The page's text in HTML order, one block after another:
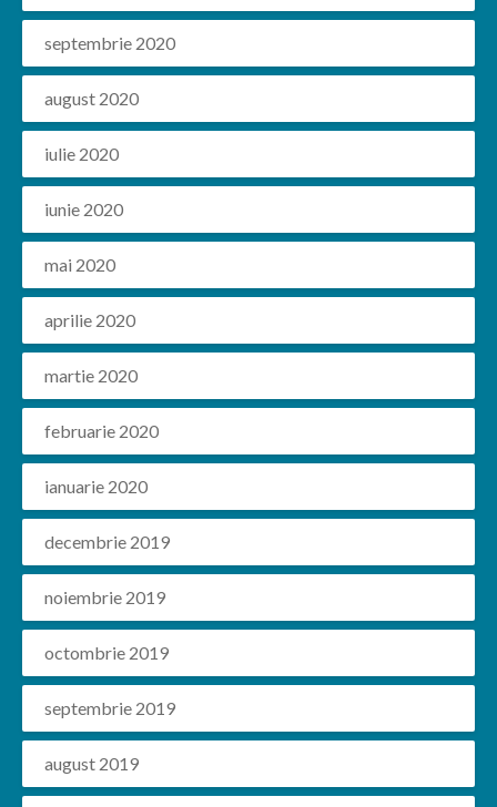
septembrie 2020
august 2020
iulie 2020
iunie 2020
mai 2020
aprilie 2020
martie 2020
februarie 2020
ianuarie 2020
decembrie 2019
noiembrie 2019
octombrie 2019
septembrie 2019
august 2019